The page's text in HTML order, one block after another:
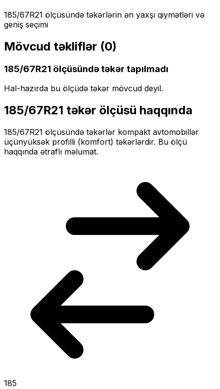
185/67R21 ölçüsündə təkərlərin ən yaxşı qiymətləri və
geniş seçimi
Mövcud təkliflər (0)
185/67R21 ölçüsündə təkər tapılmadı
Hal-hazırda bu ölçüdə təkər mövcud deyil.
185/67R21 təkər ölçüsü haqqında
185/67R21 ölçüsündə təkərlər kompakt avtomobillər
üçünyüksək profilli (komfort) təkərlərdir. Bu ölçü
haqqında ətraflı məlumat.
185